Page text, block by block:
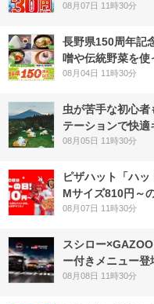
08月07日 11時30分
長野県150周年記
噌や伝統野菜を
08月04日 11時30分
虫が苦手な初心
テーションで快適
08月05日 11時30分
ピザハット「ハッ
Mサイズ810円～
08月07日 11時30分
スシロー
ー付きメニュー登
08月08日 11時30分